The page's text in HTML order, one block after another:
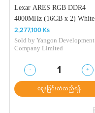
Lexar ARES RGB DDR4
4000MHz (16GB x 2) White
2,277,100 Ks
Sold byYangon Development
Company Limited
- 1
+
ဈေးခြင်းထဲထည့်ရန်